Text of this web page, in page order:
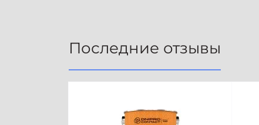
Последние отзывы